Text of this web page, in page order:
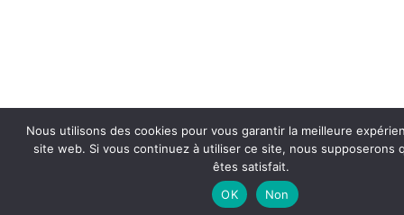
Nous utilisons des cookies pour vous garantir la meilleure
site web. Si vous continuez à utiliser ce site, nous supposerons
êtes satisfait.
OK
Non